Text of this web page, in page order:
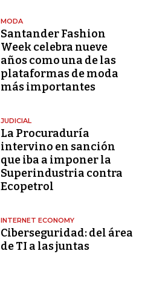
MODA
Santander Fashion
Week celebra nueve
años como una de las
plataformas de moda
más importantes
JUDICIAL
La Procuraduría
intervino en sanción
que iba a imponer la
Superindustria contra
Ecopetrol
INTERNET ECONOMY
Ciberseguridad: del área
de TI a las juntas